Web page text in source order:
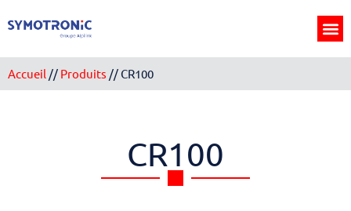
Accueil // Produits // CR100
CR100